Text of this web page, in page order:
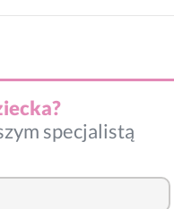
specjalistą